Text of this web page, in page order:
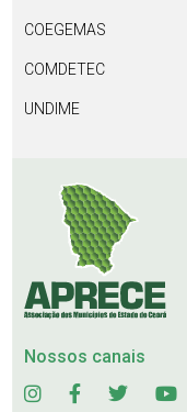
COEGEMAS
COMDETEC
UNDIME
Nossos canais